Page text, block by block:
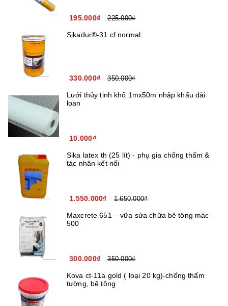
195.000₫ 225.000₫
Sikadur®-31 cf normal
330.000₫ 350.000₫
Lưới thủy tinh khổ 1mx50m nhập khẩu đài
loan
10.000₫
Sika latex th (25 lít) - phụ gia chống thấm &
tác nhân kết nối
1.550.000₫ 1.650.000₫
Maxcrete 651 – vữa sửa chữa bê tông mác
500
300.000₫ 350.000₫
Kova ct-11a gold ( loại 20 kg)-chống thấm
tường, bê tông